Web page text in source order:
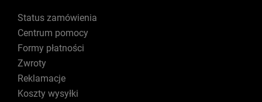
Status zamówienia
Centrum pomocy
Formy płatności
Zwroty
Reklamacje
Koszty wysyłki